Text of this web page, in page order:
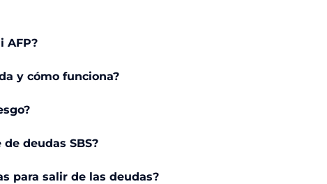
AFP?
y cómo funciona?
deudas SBS?
para salir de las deudas?